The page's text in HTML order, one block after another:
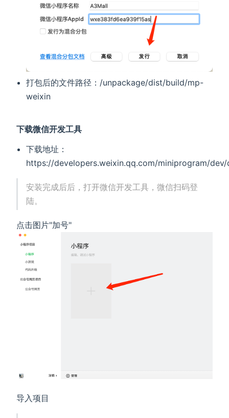
打包后的文件路径：/unpackage/dist/build/mp-
weixin
下载微信开发工具
下载地址：
https://developers.weixin.qq.com/miniprogram/
安装完成后后，打开微信开发工具，微信扫码登
陆。
点击图片"加号"
导入项目